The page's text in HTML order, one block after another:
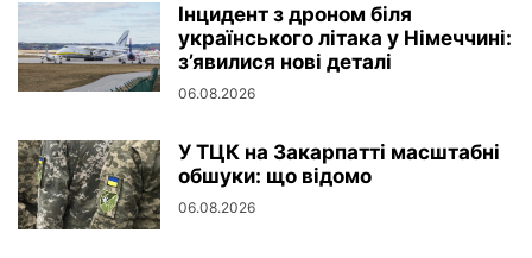
Інцидент з дроном біля
українського літака у Німеччині:
з’явилися нові деталі
06.08.2026
У ТЦК на Закарпатті масштабні
обшуки: що відомо
06.08.2026